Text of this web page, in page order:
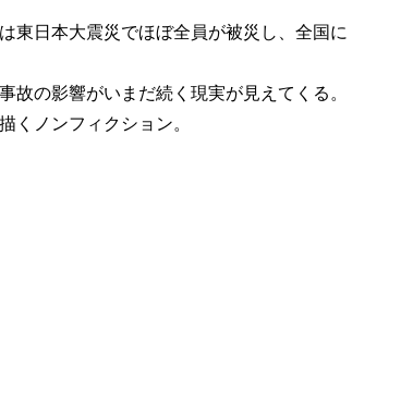
東日本大震災でほぼ全員が被災し、全国に
故の影響がいまだ続く現実が見えてくる。
くノンフィクション。